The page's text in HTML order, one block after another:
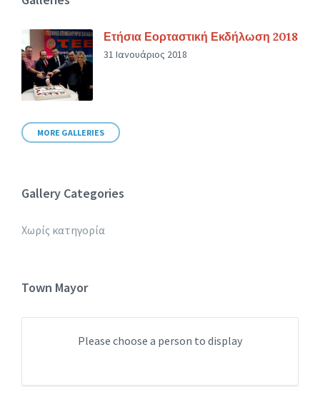
Ετήσια Εορταστική Εκδήλωση 2018
31 Ιανουάριος 2018
MORE GALLERIES
Gallery Categories
Χωρίς κατηγορία
Town Mayor
Please choose a person to display